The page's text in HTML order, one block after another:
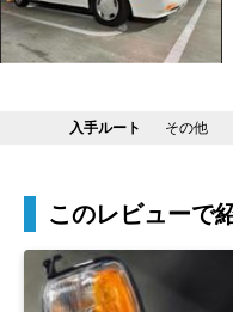
入手ルート その他
このレビューで